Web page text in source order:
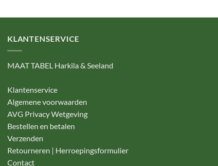
KLANTENSERVICE
MAAT TABEL Harkila & Seeland
Klantenservice
Algemene voorwaarden
AVG Privacy Wetgeving
Bestellen en betalen
Verzenden
Retourneren | Herroepingsformulier
Contact